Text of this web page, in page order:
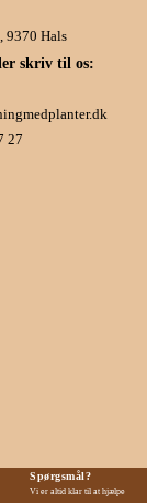
9370 Hals
skriv til os:
27
Spørgsmål?
Vi er altid klar til at hjælpe